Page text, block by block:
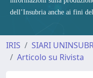
dell’Insubria anche ai fini
IRIS SIARI
Articolo su Rivista